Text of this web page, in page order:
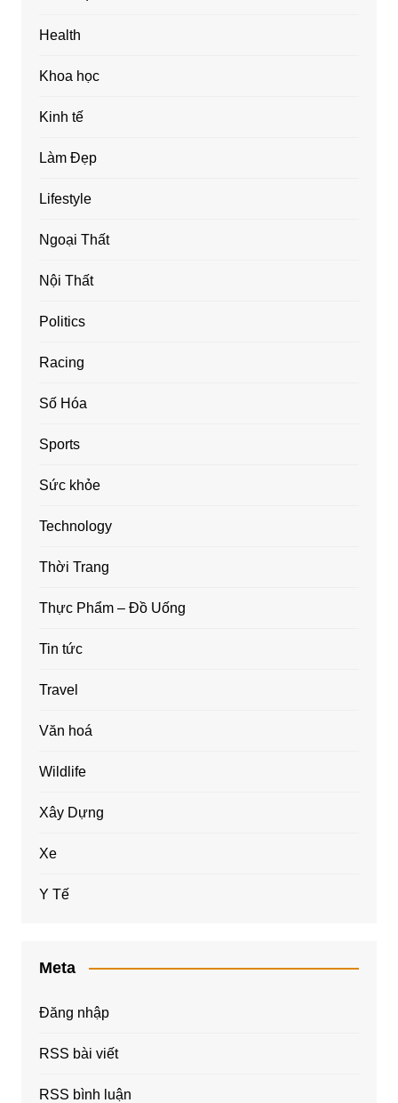
Health
Khoa học
Kinh tế
Làm Đẹp
Lifestyle
Ngoại Thất
Nội Thất
Politics
Racing
Số Hóa
Sports
Sức khỏe
Technology
Thời Trang
Thực Phẩm – Đồ Uống
Tin tức
Travel
Văn hoá
Wildlife
Xây Dựng
Xe
Y Tế
Meta
Đăng nhập
RSS bài viết
RSS bình luận